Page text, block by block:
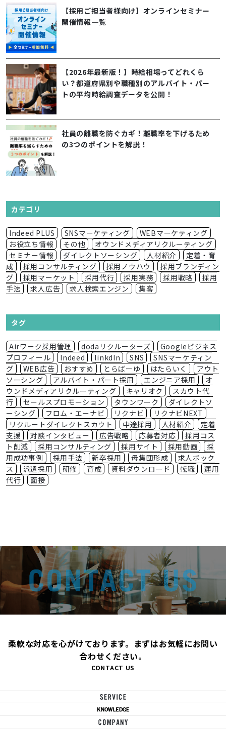
【採用ご担当者様向け】オンラインセミナー
開催情報一覧
【2026年最新版！】時給相場ってどれくら
い？都道府県別や職種別のアルバイト・パー
トの平均時給調査データを公開！
社員の離職を防ぐカギ！離職率を下げるため
の3つのポイントを解説！
カテゴリ
Indeed PLUS SNSマーケティング
WEBマーケティング
お役立ち情報
その他
オウンドメディアリクルーティング
セミナー情報
ダイレクトソーシング 人材紹介
定着・育
成
採用コンサルティング 採用ノウハウ
採用ブランディン
グ
採用マーケット 採用代行 採用実務 採用戦略
採用
手法
求人広告 求人検索エンジン 集客
タグ
Airワーク採用管理 dodaリクルーターズ
Googleビジネス
プロフィール
Indeed linkdIn SNS
SNSマーケティン
グ
WEB広告 おすすめ とらばーゆ はたらいく
アウト
ソーシング
アルバイト・パート採用 エンジニア採用
オ
ウンドメディアリクルーティング
キャリオク
スカウト代
行
セールスプロモーション タウンワーク
ダイレクトソ
ーシング
フロム・エーナビ リクナビ
リクナビNEXT
リクルートダイレクトスカウト
中途採用 人材紹介
定着
支援
対談インタビュー 広告戦略 応募者対応
採用コス
ト削減
採用コンサルティング 採用サイト 採用動画
採
用成功事例
採用手法 新卒採用 母集団形成
求人ボック
ス
派遣採用 研修 育成 資料ダウンロード 転職
運用
代行
面接
柔軟な対応を心がけております。まずはお気軽にお問い
合わせください。
CONTACT US